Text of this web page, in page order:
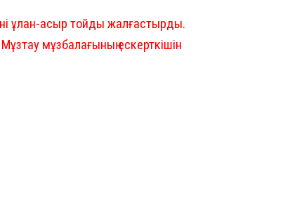
ұлан-асыр тойды жалғастырды.
мұзбалағының ескерткішін